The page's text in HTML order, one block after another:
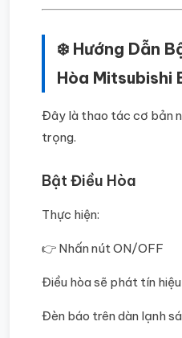
❄️ Hướng Dẫn
Hòa Mitsubishi
Đây là thao tác cơ bản
trọng.
Bật Điều Hòa
Thực hiện:
👉 Nhấn nút ON/OFF
Điều hòa sẽ phát tín hiệu
Đèn báo trên dàn lạnh